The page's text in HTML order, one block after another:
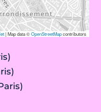
|Map data ©OpenStreetMapcontributors